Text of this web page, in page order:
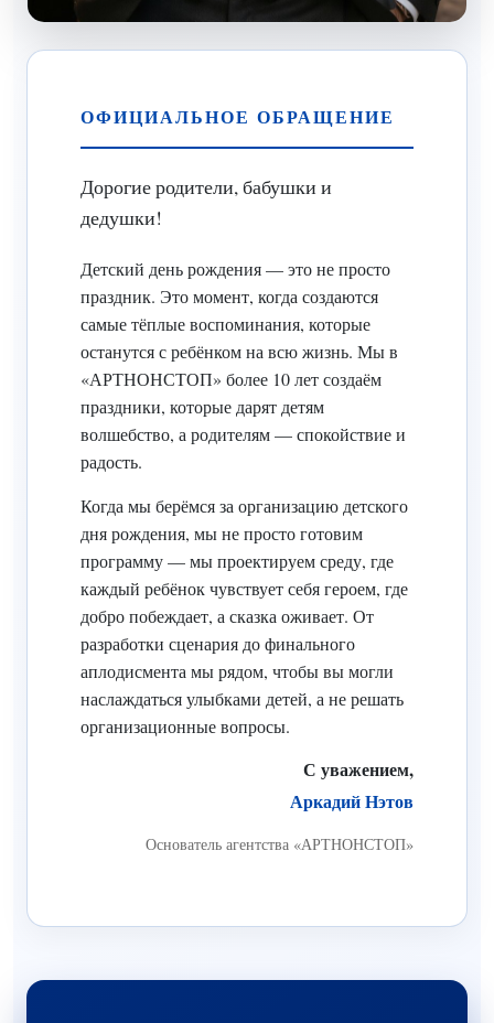
ОФИЦИАЛЬНОЕ ОБРАЩЕНИЕ
Дорогие родители, бабушки и
дедушки!
Детский день рождения — это не просто
праздник. Это момент, когда создаются
самые тёплые воспоминания, которые
останутся с ребёнком на всю жизнь. Мы в
«АРТНОНСТОП» более 10 лет создаём
праздники, которые дарят детям
волшебство, а родителям — спокойствие и
радость.
Когда мы берёмся за организацию детского
дня рождения, мы не просто готовим
программу — мы проектируем среду, где
каждый ребёнок чувствует себя героем, где
добро побеждает, а сказка оживает. От
разработки сценария до финального
аплодисмента мы рядом, чтобы вы могли
наслаждаться улыбками детей, а не решать
организационные вопросы.
С уважением,
Аркадий Нэтов
Основатель агентства «АРТНОНСТОП»